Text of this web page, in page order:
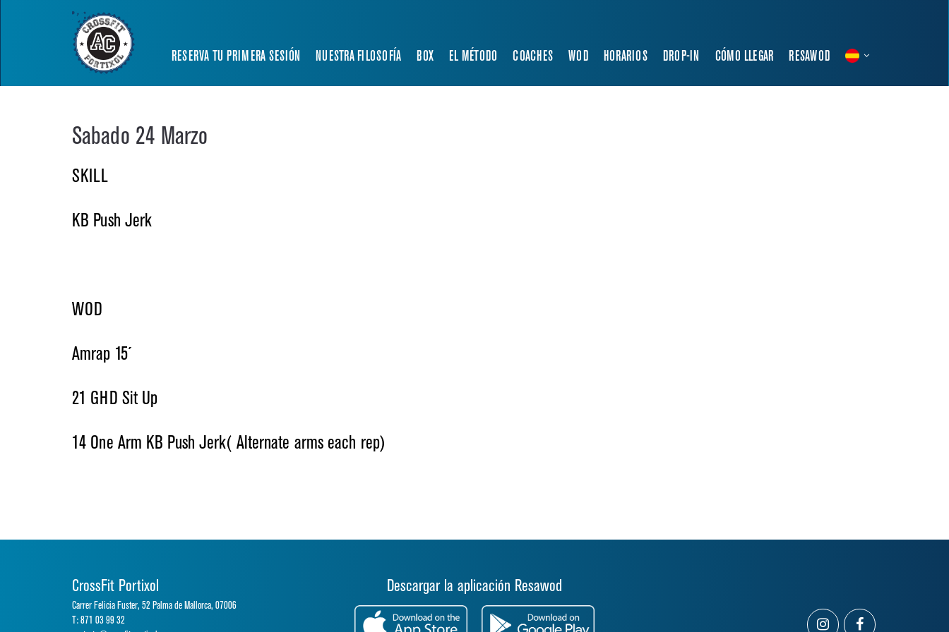
RESERVA TU PRIMERA SESIÓN NUESTRA FILOSOFÍA BOX EL MÉTODO COACHES WOD HORARIOS DROP-IN CÓMO LLEGAR RESAWOD
Sabado 24 Marzo
SKILL
KB Push Jerk
WOD
Amrap 15´
21 GHD Sit Up
14 One Arm KB Push Jerk( Alternate arms each rep)
CrossFit Portixol
Carrer Felicia Fuster, 52 Palma de Mallorca, 07006
T: 871 03 99 32
Descargar la aplicación Resawod